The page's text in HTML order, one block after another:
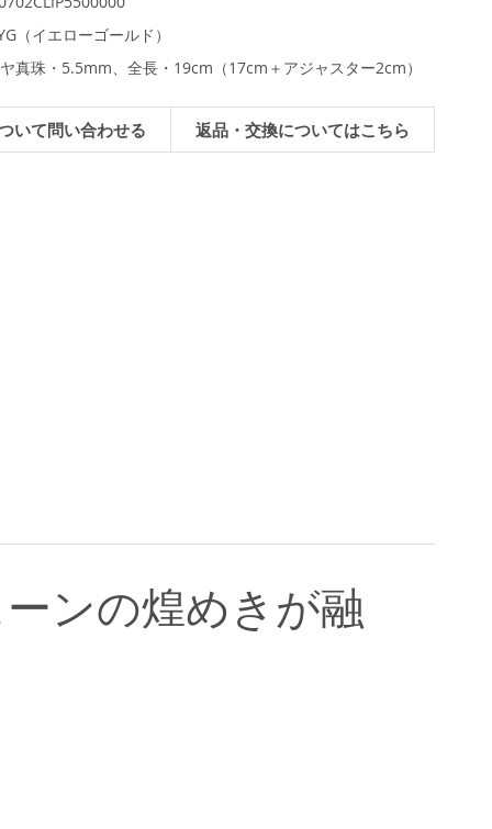
（イエローゴールド）
真珠・5.5mm、全長・19cm（17cm＋アジャスター2cm）
いて問い合わせる 返品・交換についてはこちら
ンの煌めきが融